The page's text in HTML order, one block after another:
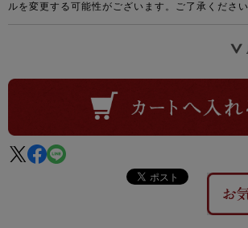
ルを変更する可能性がございます。ご了承ください